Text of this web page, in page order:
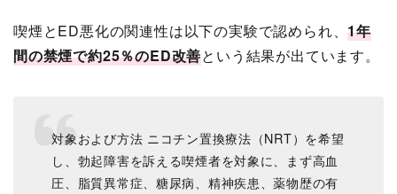
喫煙とED悪化の関連性は以下の実験で認められ、1年
間の禁煙で約25％のED改善という結果が出ています。
対象および方法 ニコチン置換療法（NRT）を希望
し、勃起障害を訴える喫煙者を対象に、まず高血
圧、脂質異常症、糖尿病、精神疾患、薬物歴の有